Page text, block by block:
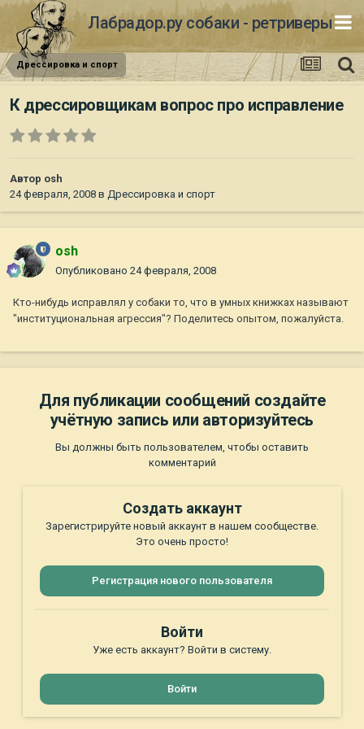
Лабрадор.ру собаки - ретриверы
Дрессировка и спорт
К дрессировщикам вопрос про исправление
Автор osh
24 февраля, 2008 в Дрессировка и спорт
osh
Опубликовано 24 февраля, 2008
Кто-нибудь исправлял у собаки то, что в умных книжках называют
"институциональная агрессия"? Поделитесь опытом, пожалуйста.
Для публикации сообщений создайте
учётную запись или авторизуйтесь
Вы должны быть пользователем, чтобы оставить
комментарий
Создать аккаунт
Зарегистрируйте новый аккаунт в нашем сообществе.
Это очень просто!
Регистрация нового пользователя
Войти
Уже есть аккаунт? Войти в систему.
Войти